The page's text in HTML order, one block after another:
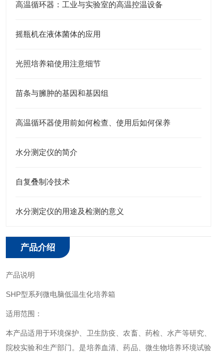
高温循环器：工业与实验室的高温控温设备​
摇瓶机在液体菌体的应用
光照培养箱使用注意细节
苗条与臃肿的基因和基因组
高温循环器使用前如何检查、使用后如何保养
水分测定仪的简介
自复叠制冷技术
水分测定仪的用途及检测的意义
产品介绍
产品说明
SHP型系列微电脑低温生化培养箱
适用范围：
本产品适用于环境保护、卫生防疫、农畜、药检、水产等研究、
院校实验和生产部门。是培养血清、药品、微生物培养环境试验